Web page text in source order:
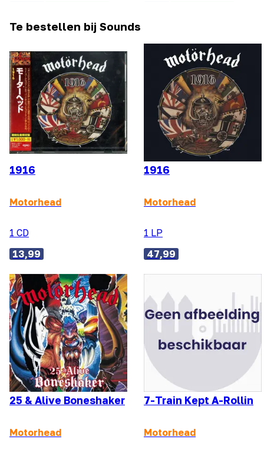
Te bestellen bij Sounds
1916
Motorhead
1 CD
13,99
1916
Motorhead
1 LP
47,99
25 & Alive Boneshaker
Motorhead
7-Train Kept A-Rollin
Motorhead